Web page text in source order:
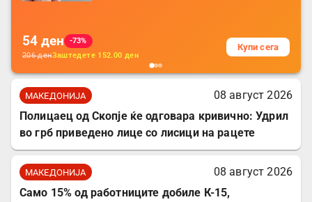
54 ден
-73%
206денЗаштедете 152.00 ден
Купи сега
МАКЕДОНИЈА
08 август 2026
Полицаец од Скопје ќе одговара кривично: Удрил
во грб приведено лице со лисици на рацете
МАКЕДОНИЈА
08 август 2026
Само 15% од работниците добиле К-15,